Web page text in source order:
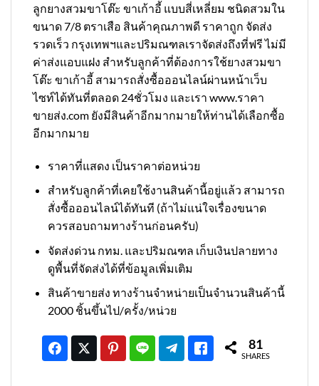
ลูกยางสวมขาโต๊ะ ขาเก้าอี้ แบบสี่เหลี่ยม ชนิดสวมใน
ขนาด 7/8 ตราเสือ สินค้าคุณภาพดี ราคาถูก จัดส่ง
รวดเร็ว กรุงเทพฯและปริมณฑลเราจัดส่งถึงที่ฟรี ไม่มี
ค่าส่งแอบแฝง สำหรับลูกค้าที่ต้องการใช้ยางสวมขา
โต๊ะ ขาเก้าอี้ สามารถสั่งซื้อออนไลน์ผ่านหน้าเว็บ
ไซท์ได้ทันที่ตลอด 24ชั่วโมง และเรา www.ราคา
ขายส่ง.com ยังมีสินค้าอีกมากมายให้ท่านได้เลือกซื้อ
อีกมากมาย
ราคาที่แสดง เป็นราคาต่อหน่วย
สำหรับลูกค้าที่เคยใช้งานสินค้านี้อยู่แล้ว สามารถ
สั่งซื้อออนไลน์ได้ทันที (ถ้าไม่แน่ใจเรื่องขนาด
ควรสอบถามทางร้านก่อนครับ)
จัดส่งด่วน กทม. และปริมณฑล เก็บเงินปลายทาง
ดูพื้นที่จัดส่งได้ที่ข้อมูลเพิ่มเติม
สินค้าขายส่ง ทางร้านจำหน่ายเป็นจำนวนสินค้านี้
2000 ชิ้นขึ้นไป/ครั้ง/หน่วย
81
SHARES